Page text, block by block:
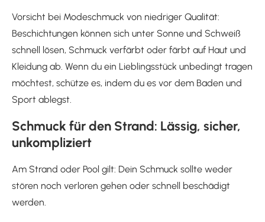
Vorsicht bei Modeschmuck von niedriger Qualität:
Beschichtungen können sich unter Sonne und Schweiß
schnell lösen, Schmuck verfärbt oder färbt auf Haut und
Kleidung ab. Wenn du ein Lieblingsstück unbedingt tragen
möchtest, schütze es, indem du es vor dem Baden und
Sport ablegst.
Schmuck für den Strand: Lässig, sicher,
unkompliziert
Am Strand oder Pool gilt: Dein Schmuck sollte weder
stören noch verloren gehen oder schnell beschädigt
werden.